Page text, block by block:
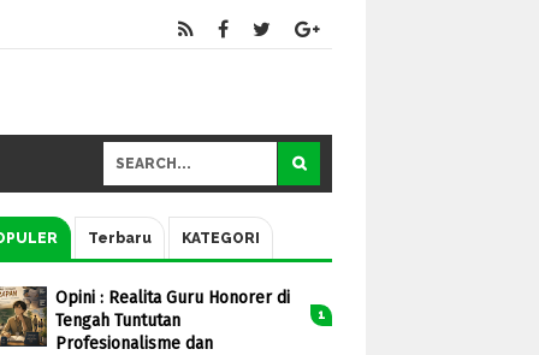
Terbaru KATEGORI
Opini : Realita Guru Honorer di
Tengah Tuntutan
Profesionalisme dan